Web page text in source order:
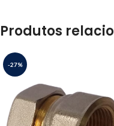
Produtos
-27%